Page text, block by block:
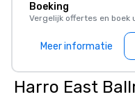
Boeking
Vergelijk offertes en
Meer informatie
Harro East